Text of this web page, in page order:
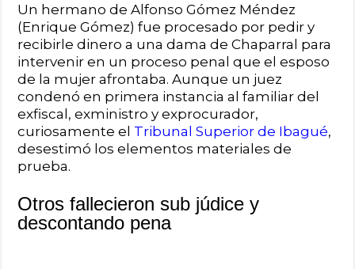
Un hermano de Alfonso Gómez Méndez
(Enrique Gómez) fue procesado por pedir y
recibirle dinero a una dama de Chaparral para
intervenir en un proceso penal que el esposo
de la mujer afrontaba. Aunque un juez
condenó en primera instancia al familiar del
exfiscal, exministro y exprocurador,
curiosamente el Tribunal Superior de Ibagué,
desestimó los elementos materiales de
prueba.
Otros fallecieron sub júdice y
descontando pena